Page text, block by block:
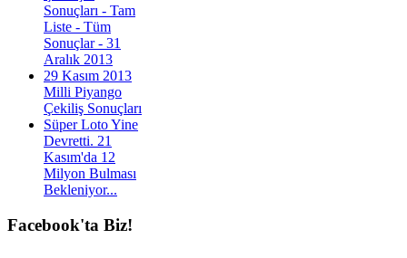
Sonuçları - Tam
Liste - Tüm
Sonuçlar - 31
Aralık 2013
29 Kasım 2013
Milli Piyango
Çekiliş Sonuçları
Süper Loto Yine
Devretti. 21
Kasım'da 12
Milyon Bulması
Bekleniyor...
Facebook'ta Biz!